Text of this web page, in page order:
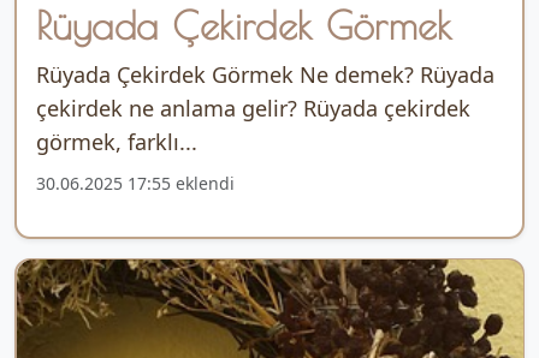
Rüyada Çekirdek Görmek
Rüyada Çekirdek Görmek Ne demek? Rüyada
çekirdek ne anlama gelir? Rüyada çekirdek
görmek, farklı...
30.06.2025 17:55 eklendi